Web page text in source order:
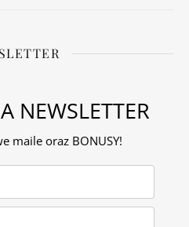
NEWSLETTER
maile oraz BONUSY!